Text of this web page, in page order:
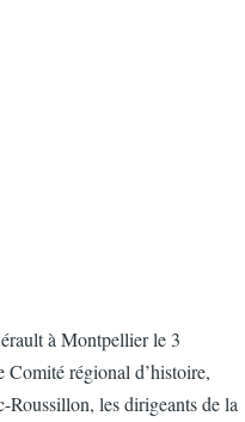
à Montpellier le 3
Comité régional d’histoire,
les dirigeants de la